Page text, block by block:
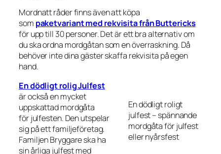
Mordnatt råder finns även att köpa
som paketvariant med rekvisita från Buttericks
för upp till 30 personer. Det är ett bra alternativ om
du ska ordna mordgåtan som en överraskning. Då
behöver inte dina gäster skaffa rekvisita på egen
hand.
En dödligt roligt
julfest – spännande
mordgåta för julfest
eller nyårsfest
En dödligt rolig Julfest
är också en mycket
uppskattad mordgåta
för julfesten. Den utspelar
sig på ett familjeföretag.
Familjen Bryggare ska ha
sin årliga julfest med